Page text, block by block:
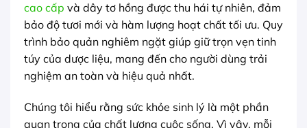
cao cấp và dây tơ hồng được thu hái tự nhiên, đảm
bảo độ tươi mới và hàm lượng hoạt chất tối ưu. Quy
trình bảo quản nghiêm ngặt giúp giữ trọn vẹn tinh
túy của dược liệu, mang đến cho người dùng trải
nghiệm an toàn và hiệu quả nhất.
Chúng tôi hiểu rằng sức khỏe sinh lý là một phần
quan trọng của chất lượng cuộc sống. Vì vậy, mỗi